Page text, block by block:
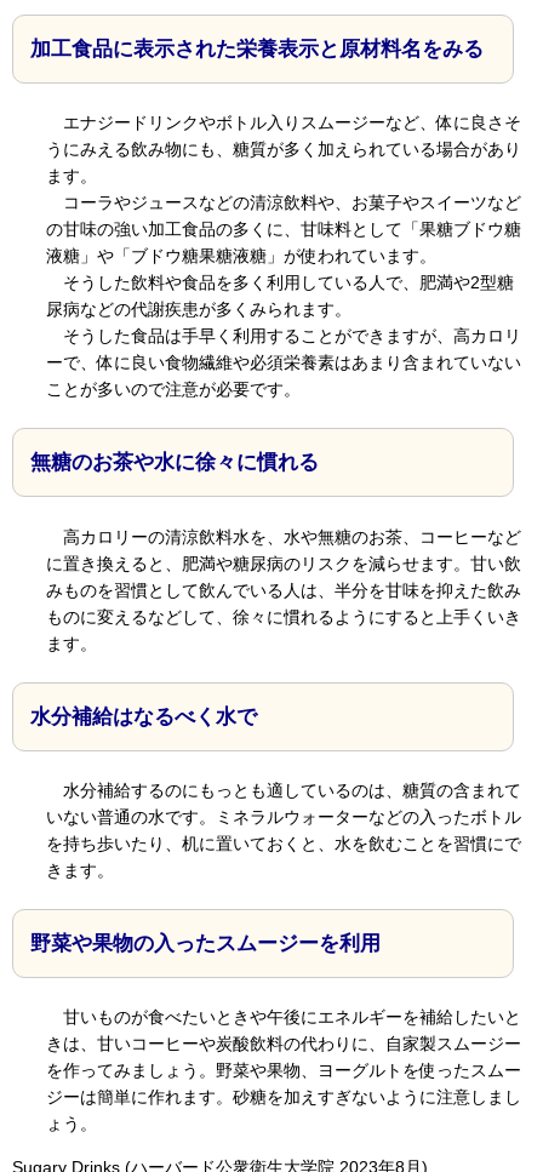
加工食品に表示された栄養表示と原材料名をみる
エナジードリンクやボトル入りスムージーなど、体に良さそ
うにみえる飲み物にも、糖質が多く加えられている場合があり
ます。
コーラやジュースなどの清涼飲料や、お菓子やスイーツなど
の甘味の強い加工食品の多くに、甘味料として「果糖ブドウ糖
液糖」や「ブドウ糖果糖液糖」が使われています。
そうした飲料や食品を多く利用している人で、肥満や2型糖
尿病などの代謝疾患が多くみられます。
そうした食品は手早く利用することができますが、高カロリ
ーで、体に良い食物繊維や必須栄養素はあまり含まれていない
ことが多いので注意が必要です。
無糖のお茶や水に徐々に慣れる
高カロリーの清涼飲料水を、水や無糖のお茶、コーヒーなど
に置き換えると、肥満や糖尿病のリスクを減らせます。甘い飲
みものを習慣として飲んでいる人は、半分を甘味を抑えた飲み
ものに変えるなどして、徐々に慣れるようにすると上手くいき
ます。
水分補給はなるべく水で
水分補給するのにもっとも適しているのは、糖質の含まれて
いない普通の水です。ミネラルウォーターなどの入ったボトル
を持ち歩いたり、机に置いておくと、水を飲むことを習慣にで
きます。
野菜や果物の入ったスムージーを利用
甘いものが食べたいときや午後にエネルギーを補給したいと
きは、甘いコーヒーや炭酸飲料の代わりに、自家製スムージー
を作ってみましょう。野菜や果物、ヨーグルトを使ったスムー
ジーは簡単に作れます。砂糖を加えすぎないように注意しまし
ょう。
Sugary Drinks (ハーバード公衆衛生大学院 2023年8月)